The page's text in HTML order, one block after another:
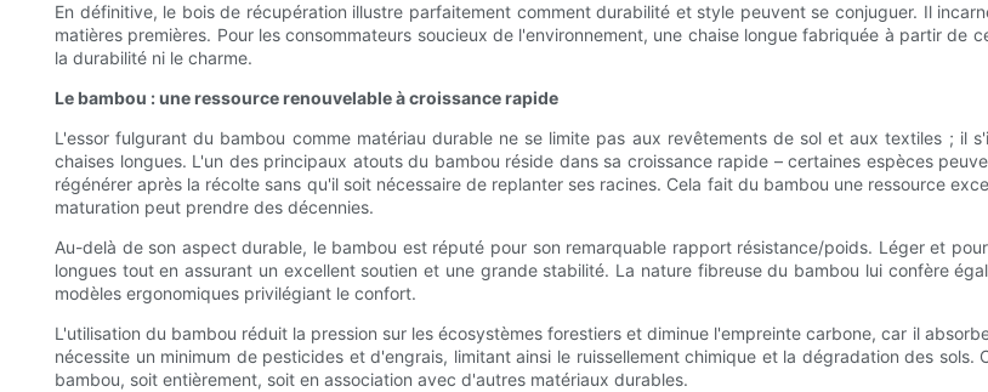
En définitive, le bois de récupération illustre parfaitement comment durabilité et style peuvent se conjuguer. Il
matières premières. Pour les consommateurs soucieux de l'environnement, une chaise longue fabriquée à partir de
la durabilité ni le charme.
Le bambou : une ressource renouvelable à croissance rapide
L'essor fulgurant du bambou comme matériau durable ne se limite pas aux revêtements de sol et aux textiles ; il
chaises longues. L'un des principaux atouts du bambou réside dans sa croissance rapide – certaines espèces
régénérer après la récolte sans qu'il soit nécessaire de replanter ses racines. Cela fait du bambou une ressource
maturation peut prendre des décennies.
Au-delà de son aspect durable, le bambou est réputé pour son remarquable rapport résistance/poids. Léger et
longues tout en assurant un excellent soutien et une grande stabilité. La nature fibreuse du bambou lui confère
modèles ergonomiques privilégiant le confort.
L'utilisation du bambou réduit la pression sur les écosystèmes forestiers et diminue l'empreinte carbone, car il
nécessite un minimum de pesticides et d'engrais, limitant ainsi le ruissellement chimique et la dégradation des
bambou, soit entièrement, soit en association avec d'autres matériaux durables.